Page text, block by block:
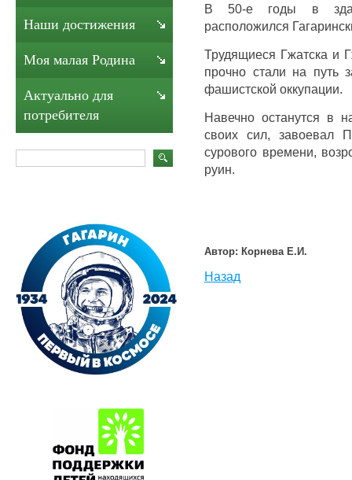
В 50-е годы в
расположился
Трудящиеся Гжатска и
прочно стали на путь
фашистской оккупации.
Навечно останутся в
своих сил, завоевал
сурового времени,
руин.
Автор: Корнева Е.И.
Назад
Наши достижения
Моя малая Родина
Актуально для
потребителя